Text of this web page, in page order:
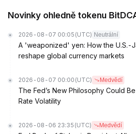
Novinky ohledně tokenu
2026-08-07 00:05 (UTC) Neutrální
A 'weaponized' yen: How the U.S.-
reshape global currency markets
2026-08-07 00:00 (UTC) Medvědí
The Fed’s New Philosophy Could
Rate Volatility
2026-08-06 23:35 (UTC) Medvědí